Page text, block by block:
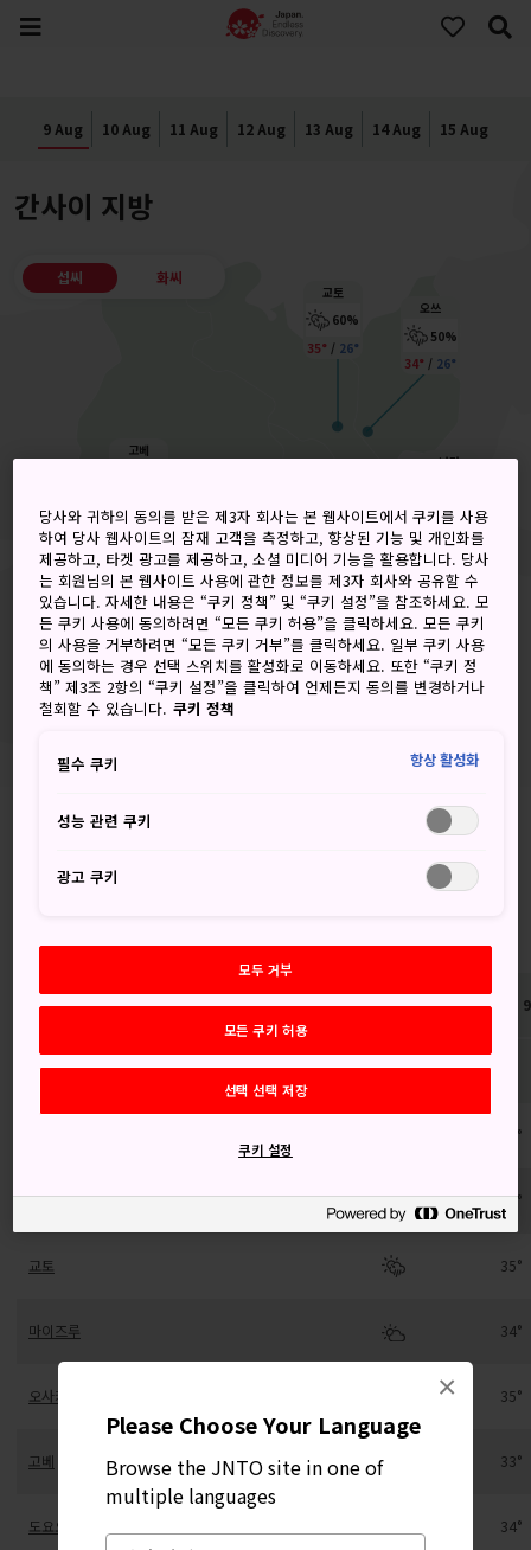
Please Choose Your Language
Browse the JNTO site in one of
multiple languages
×
9 Aug 10 Aug 11 Aug 12 Aug 13 Aug 14 Aug 15 Aug
간사이 지방
섭씨 화씨
교토
60%
35° / 26°
오쓰
50%
34° / 26°
고베
33°
28°
나라
35°/ 25°
오사카
50%
35°/ 28°
와카야마
50%
32°
지역
34°
히코네 33°
교토 35°
마이즈루 34°
오사카 35°
고베 33°
도요오카 34°
당사와 귀하의 동의를 받은 제3자 회사는 본 웹사이트에서 쿠키를 사용
하여 당사 웹사이트의 잠재 고객을 측정하고, 향상된 기능 및 개인화를
제공하고, 타겟 광고를 제공하고, 소셜 미디어 기능을 활용합니다. 당사
는 회원님의 본 웹사이트 사용에 관한 정보를 제3자 회사와 공유할 수
있습니다. 자세한 내용은 “쿠키 정책” 및 “쿠키 설정”을 참조하세요. 모
든 쿠키 사용에 동의하려면 “모든 쿠키 허용”을 클릭하세요. 모든 쿠키
의 사용을 거부하려면 “모든 쿠키 거부”를 클릭하세요. 일부 쿠키 사용
에 동의하는 경우 선택 스위치를 활성화로 이동하세요. 또한 “쿠키 정
책” 제3조 2항의 “쿠키 설정”을 클릭하여 언제든지 동의를 변경하거나
철회할 수 있습니다. 쿠키 정책
필수 쿠키 항상 활성화
성능 관련 쿠키
광고 쿠키
모두 거부
모든 쿠키 허용
선택 선택 저장
쿠키 설정